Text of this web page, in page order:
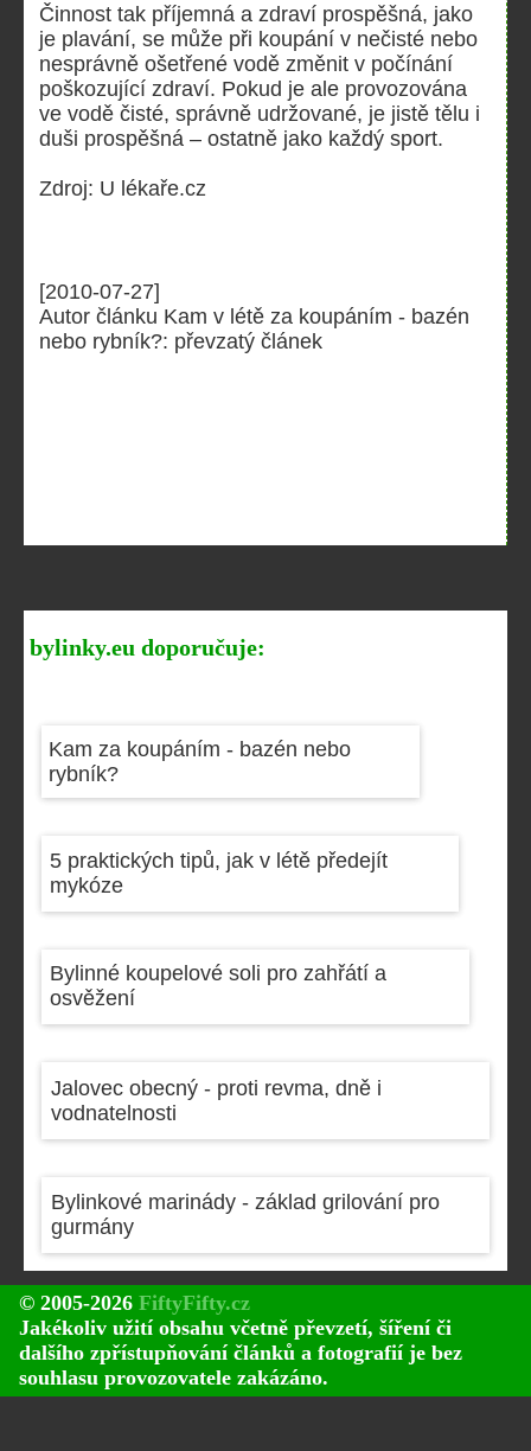
Činnost tak příjemná a zdraví prospěšná, jako
je plavání, se může při koupání v nečisté nebo
nesprávně ošetřené vodě změnit v počínání
poškozující zdraví. Pokud je ale provozována
ve vodě čisté, správně udržované, je jistě tělu i
duši prospěšná – ostatně jako každý sport.
Zdroj: U lékaře.cz
[2010-07-27]
Autor článku Kam v létě za koupáním - bazén
nebo rybník?: převzatý článek
bylinky.eu doporučuje:
Kam za koupáním - bazén nebo
rybník?
5 praktických tipů, jak v létě předejít
mykóze
Bylinné koupelové soli pro zahřátí a
osvěžení
Jalovec obecný - proti revma, dně i
vodnatelnosti
Bylinkové marinády - základ grilování pro
gurmány
© 2005-2026 FiftyFifty.cz
Jakékoliv užití obsahu včetně převzetí, šíření či
dalšího zpřístupňování článků a fotografií je bez
souhlasu provozovatele zakázáno.